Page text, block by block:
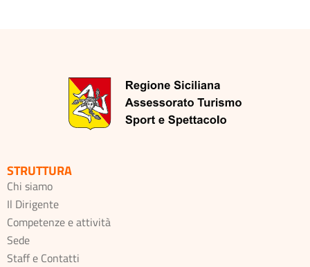
STRUTTURA
Chi siamo
Il Dirigente
Competenze e attività
Sede
Staff e Contatti